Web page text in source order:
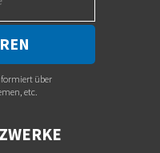
über
etc.